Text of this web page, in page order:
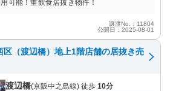
可能！重飲食居抜き物件！
譲渡No.：11804
公開日：2025-08-01
区（渡辺橋）地上1階店舗の居抜き売
渡辺橋(京阪中之島線) 徒歩 10分